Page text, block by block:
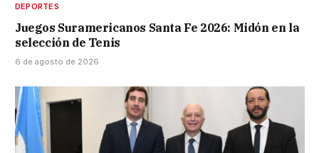
DEPORTES
Juegos Suramericanos Santa Fe 2026: Midón en la
selección de Tenis
6 de agosto de 2026